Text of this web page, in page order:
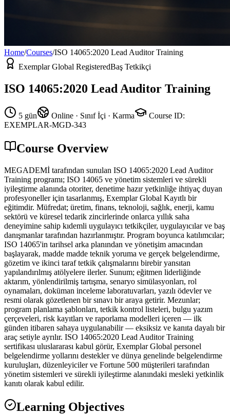
Home/Courses/ISO 14065:2020 Lead Auditor Training
Exemplar Global RegisteredBaş Tetkikçi
ISO 14065:2020 Lead Auditor Training
5 gün Online · Sınıf İçi · Karma Course ID:
EXEMPLAR-MGD-343
Course Overview
MEGADEMİ tarafından sunulan ISO 14065:2020 Lead Auditor
Training programı; ISO 14065 ve yönetim sistemleri ve sürekli
iyileştirme alanında otoriter, denetime hazır yetkinliğe ihtiyaç duyan
profesyoneller için tasarlanmış, Exemplar Global Kayıtlı bir
eğitimdir. Müfredat; üretim, finans, teknoloji, sağlık, enerji, kamu
sektörü ve küresel tedarik zincirlerinde onlarca yıllık saha
deneyimine sahip kıdemli uygulayıcı tetkikçiler, uygulayıcılar ve baş
danışmanlar tarafından hazırlanmıştır. Program boyunca katılımcılar;
ISO 14065'in tarihsel arka planından ve yönetişim amacından
başlayarak, madde madde teknik yoruma ve gerçek belgelendirme,
gözetim ve ikinci taraf tetkik çalışmalarını birebir yansıtan
yapılandırılmış atölyelere ilerler. Sunum; eğitmen liderliğinde
aktarım, yönlendirilmiş tartışma, senaryo simülasyonları, rol
oynamaları, doküman inceleme laboratuvarları, yazılı ödevler ve
resmi olarak gözetlenen bir sınavı bir araya getirir. Mezunlar;
program planlama şablonları, tetkik kontrol listeleri, bulgu yazım
çerçeveleri, risk kayıtları ve raporlama modelleri içeren — ilk
günden itibaren sahaya uygulanabilir — eksiksiz ve kanıta dayalı bir
araç setiyle ayrılır. ISO 14065:2020 Lead Auditor Training
sertifikası uluslararası kabul görür, Exemplar Global personel
belgelendirme yollarını destekler ve dünya genelinde belgelendirme
kuruluşları, düzenleyiciler ve Fortune 500 müşterileri tarafından
yönetim sistemleri ve sürekli iyileştirme alanındaki mesleki yetkinlik
kanıtı olarak kabul edilir.
Learning Objectives